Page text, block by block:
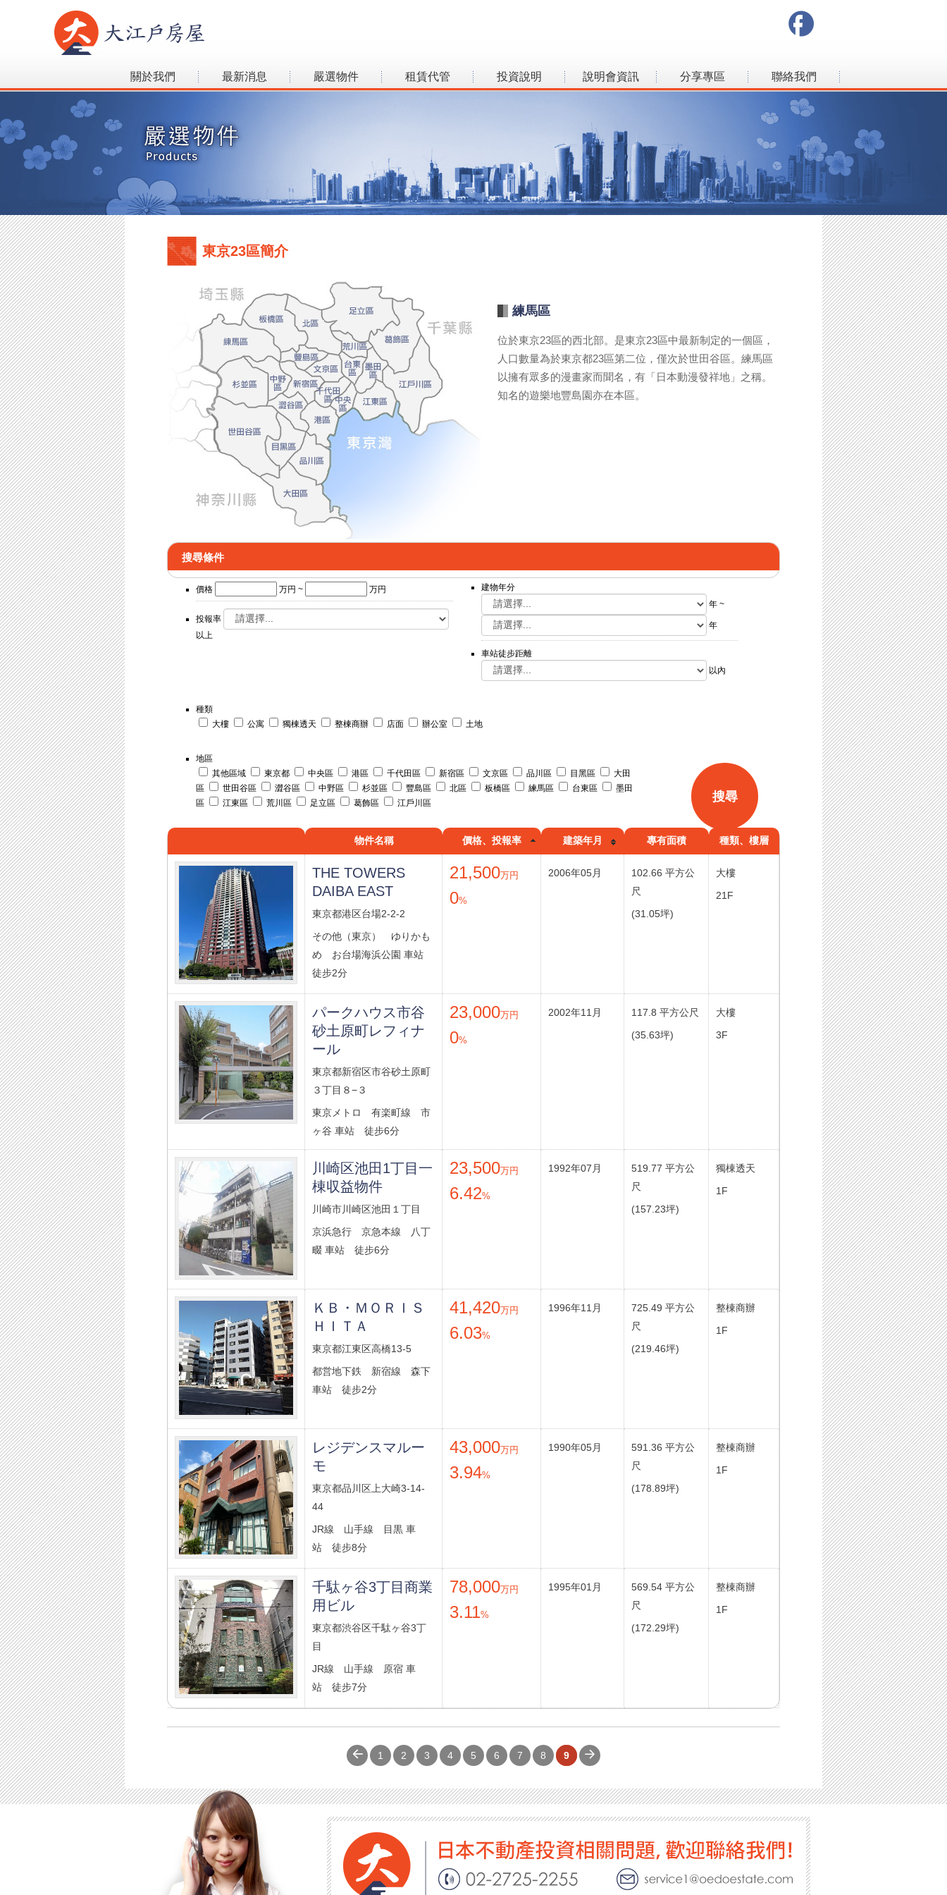
關於我們 最新消息 嚴選物件 租賃代管 投資說明 說明會資訊 分享專區 聯絡我們
東京23區簡介
練馬區
位於東京23區的西北部。是東京23區中最新制定的一個區，
人口數量為於東京都23區第二位，僅次於世田谷區。練馬區
以擁有眾多的漫畫家而聞名，有「日本動漫發祥地」之稱。
知名的遊樂地豐島園亦在本區。
搜尋條件
價格 万円 ~ 万円
投報率
以上
建物年分
年 ~
年
車站徒步距離
以內
種類
大樓
公寓 獨棟透天 整棟商辦 店面 辦公室 土地
地區
其他區域
東京都 中央區 港區 千代田區 新宿區 文京區 品川區 目黑區
大田
區
世田谷區 澀谷區 中野區 杉並區 豐島區 北區 板橋區 練馬區 台東區
墨田
區
江東區 荒川區 足立區 葛飾區 江戶川區 搜尋
物件名稱 價格、投報率 建築年月 專有面積 種類、樓層
THE TOWERS
DAIBA EAST
東京都港区台場2-2-2
その他（東京） ゆりかも
め お台場海浜公園 車站
徒步2分
21,500万円
0%
2006年05月
102.66 平方公
尺
(31.05坪)
大樓
21F
パークハウス市谷
砂土原町レフィナ
ール
東京都新宿区市谷砂土原町
３丁目８−３
東京メトロ 有楽町線 市
ヶ谷 車站 徒步6分
23,000万円
0%
2002年11月
117.8 平方公尺
(35.63坪)
大樓
3F
川崎区池田1丁目一
棟収益物件
川崎市川崎区池田１丁目
京浜急行 京急本線 八丁
畷 車站 徒步6分
23,500万円
6.42%
1992年07月
519.77 平方公
尺
(157.23坪)
獨棟透天
1F
ＫＢ・ＭＯＲＩＳ
ＨＩＴＡ
東京都江東区高橋13-5
都営地下鉄 新宿線 森下
車站 徒步2分
41,420万円
6.03%
1996年11月
725.49 平方公
尺
(219.46坪)
整棟商辦
1F
レジデンスマルー
モ
東京都品川区上大崎3-14-
44
JR線 山手線 目黒 車
站 徒步8分
43,000万円
3.94%
1990年05月
591.36 平方公
尺
(178.89坪)
整棟商辦
1F
千駄ヶ谷3丁目商業
用ビル
東京都渋谷区千駄ヶ谷3丁
目
JR線 山手線 原宿 車
站 徒步7分
78,000万円
3.11%
1995年01月
569.54 平方公
尺
(172.29坪)
整棟商辦
1F
1 2 3 4 5 6 7 8 9